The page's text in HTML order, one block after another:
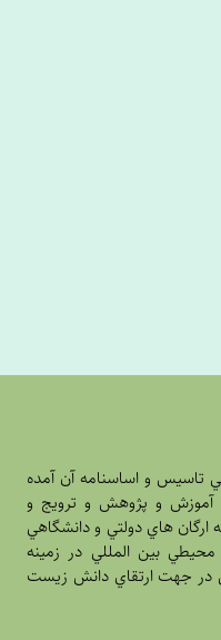
و اساسنامه آن آمده
آموزش و پژوهش و ترويج و
هاي دولتي و دانشگاهي
بين المللي در زمينه
جهت ارتقاي دانش زيست